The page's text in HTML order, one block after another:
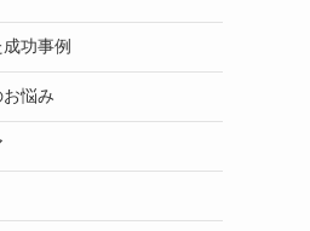
功事例
悩み